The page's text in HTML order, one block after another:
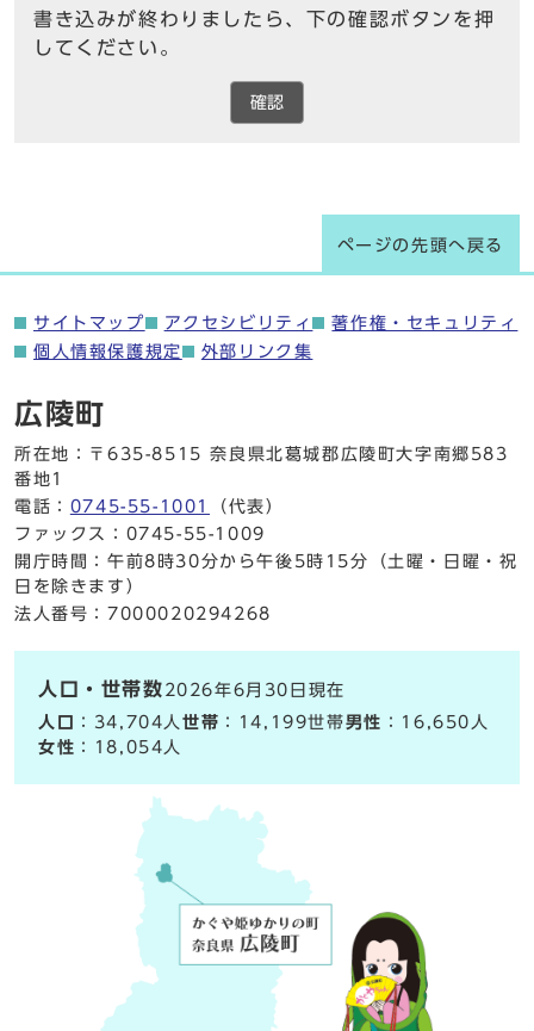
書き込みが終わりましたら、下の確認ボタンを押
してください。
確認
ページの先頭へ戻る
サイトマップ アクセシビリティ
著作権・セキュリティ
個人情報保護規定
外部リンク集
広陵町
所在地：〒635-8515 奈良県北葛城郡広陵町大字南郷583
番地1
電話： 0745-55-1001
（代表）
ファックス：0745-55-1009
開庁時間：午前8時30分から午後5時15分（土曜・日曜・祝
日を除きます）
法人番号：7000020294268
人口・世帯数 2026年6月30日現在
人口
：34,704人世帯 ：14,199世帯男性 ：16,650人
女性 ：18,054人